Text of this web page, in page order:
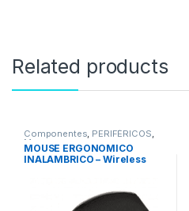
Related products
Componentes, PERIFÉRICOS,
Mouse
MOUSE ERGONOMICO
INALAMBRICO – Wireless